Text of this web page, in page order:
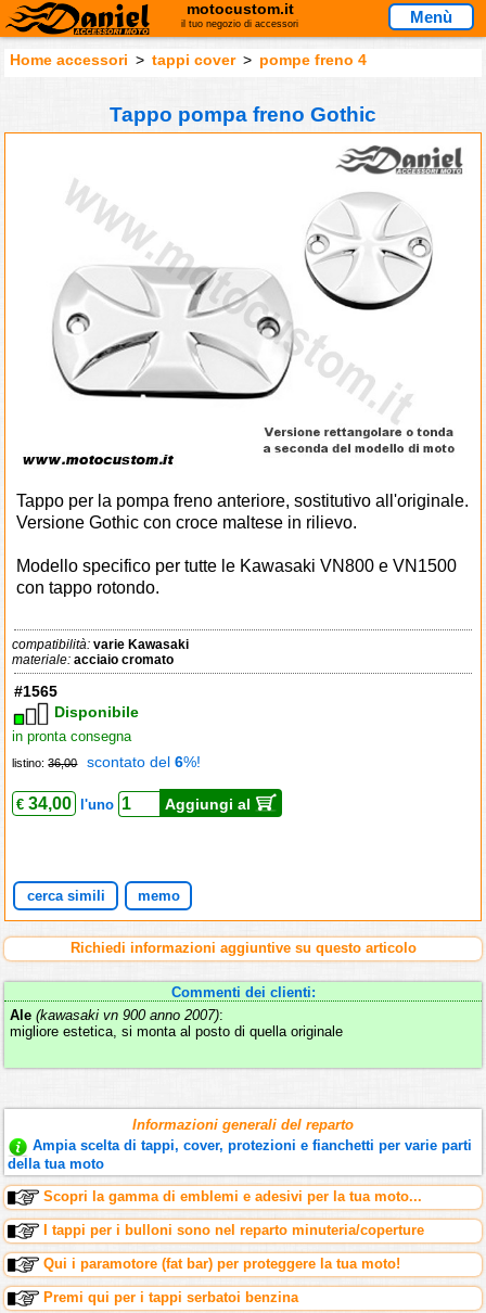
motocustom.it
il tuo negozio di accessori Menù
Home accessori > tappi cover > pompe freno 4
Tappo pompa freno Gothic
Tappo per la pompa freno anteriore, sostitutivo all'originale.
Versione Gothic con croce maltese in rilievo.
Modello specifico per tutte le Kawasaki VN800 e VN1500
con tappo rotondo.
compatibilità:varie Kawasaki
materiale:acciaio cromato
#1565
Disponibile
in pronta consegna
listino:36,00 scontato del6%!
€ 34,00 l'uno Aggiungi al
cerca simili memo
Richiedi informazioni aggiuntive su questo articolo
Commenti dei clienti:
Ale (kawasaki vn 900 anno 2007):
migliore estetica, si monta al posto di quella originale
Informazioni generali del reparto
Ampia scelta di tappi, cover, protezioni e fianchetti per varie parti
della tua moto
Scopri la gamma di emblemi e adesivi per la tua moto...
I tappi per i bulloni sono nel reparto minuteria/coperture
Qui i paramotore (fat bar) per proteggere la tua moto!
Premi qui per i tappi serbatoi benzina